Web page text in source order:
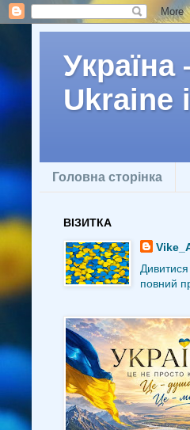
Ukraine
Головна сторінка
ВІЗИТКА
Дивитися
повний